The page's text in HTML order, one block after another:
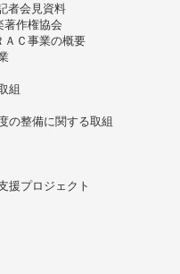
者会見資料
作権協会
Ｃ事業の概要
組
の整備に関する取組
援プロジェクト